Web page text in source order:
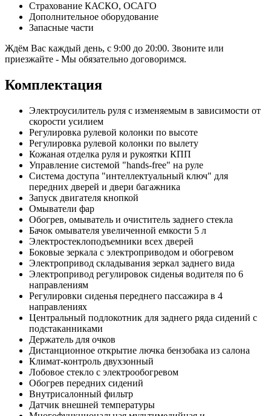
Страхование КАСКО, ОСАГО
Дополнительное оборудование
Запасные части
Ждём Вас каждый день, с 9:00 до 20:00. Звоните или
приезжайте - Мы обязательно договоримся.
Комплектация
Электроусилитель руля с изменяемым в зависимости от
скорости усилием
Регулировка рулевой колонки по высоте
Регулировка рулевой колонки по вылету
Кожаная отделка руля и рукоятки КПП
Управление системой "hands-free" на руле
Система доступа "интеллектуальный ключ" для
передних дверей и двери багажника
Запуск двигателя кнопкой
Омыватели фар
Обогрев, омыватель и очиститель заднего стекла
Бачок омывателя увеличенной емкости 5 л
Электростеклоподъемники всех дверей
Боковые зеркала с электроприводом и обогревом
Электропривод складывания зеркал заднего вида
Электропривод регулировок сиденья водителя по 6
направлениям
Регулировки сиденья переднего пассажира в 4
направлениях
Центральный подлокотник для заднего ряда сидений с
подстаканниками
Держатель для очков
Дистанционное открытие лючка бензобака из салона
Климат-контроль двухзонный
Лобовое стекло с электрообогревом
Обогрев передних сидений
Внутрисалонный фильтр
Датчик внешней температуры